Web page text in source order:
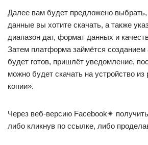
Далее вам будет предложено выбрать,
данные вы хотите скачать, а также
диапазон дат, формат данных и
Затем платформа займётся созданием
будет готов, пришлёт уведомление,
можно будет скачать на устройство
копии».
Через веб-версию Facebook✴
либо кликнув по ссылке, либо